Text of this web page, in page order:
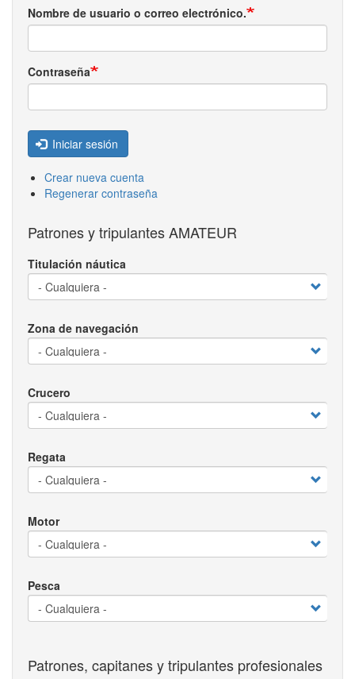
Nombre de usuario o correo electrónico.
Contraseña
Iniciar sesión
Crear nueva cuenta
Regenerar contraseña
Patrones y tripulantes AMATEUR
Titulación náutica
Zona de navegación
Crucero
Regata
Motor
Pesca
Patrones, capitanes y tripulantes profesionales